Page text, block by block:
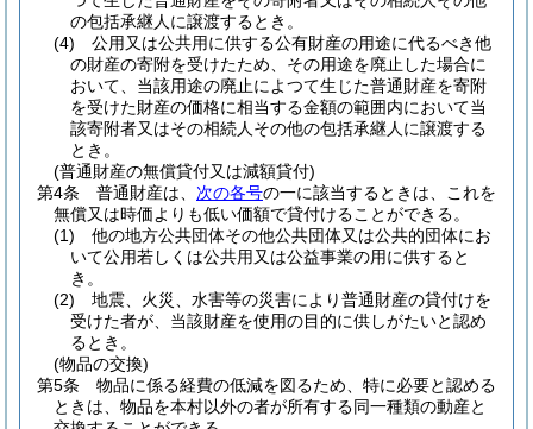
の包括承継人に譲渡するとき。
(4)
公用又は公共用に供する公有財産の用途に代るべき他
の財産の寄附を受けたため、その用途を廃止した場合に
おいて、当該用途の廃止によつて生じた普通財産を寄附
を受けた財産の価格に相当する金額の範囲内において当
該寄附者又はその相続人その他の包括承継人に譲渡する
とき。
(普通財産の無償貸付又は減額貸付)
第4条
普通財産は、 次の各号の一に該当するときは、これを
無償又は時価よりも低い価額で貸付けることができる。
(1)
他の地方公共団体その他公共団体又は公共的団体にお
いて公用若しくは公共用又は公益事業の用に供すると
き。
(2)
地震、火災、水害等の災害により普通財産の貸付けを
受けた者が、当該財産を使用の目的に供しがたいと認め
るとき。
(物品の交換)
第5条
物品に係る経費の低減を図るため、特に必要と認める
ときは、物品を本村以外の者が所有する同一種類の動産と